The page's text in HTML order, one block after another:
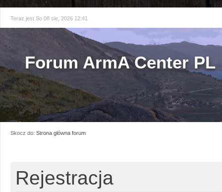
Teraz jest So 08 sie, 2026 12:41
Forum ArmA Center PL
Skocz do: Strona główna forum
Rejestracja